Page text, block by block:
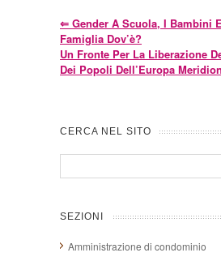
⇐ Gender A Scuola, I Bambini
Famiglia Dov’è?
Un Fronte Per La Liberazione
Dei Popoli Dell’Europa
CERCA NEL SITO
SEZIONI
Amministrazione di condominio